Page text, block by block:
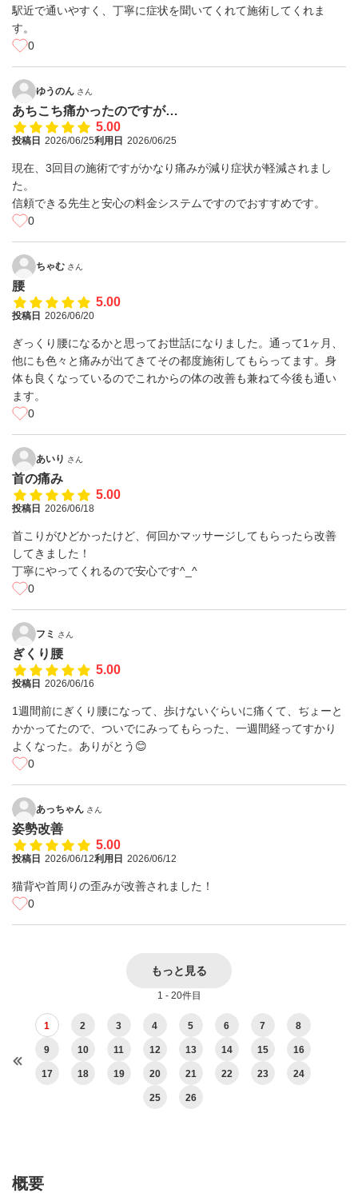
駅近で通いやすく、丁寧に症状を聞いてくれて施術してくれま
す。
0
ゆうのん さん
あちこち痛かったのですが…
5.00
投稿日 2026/06/25利用日 2026/06/25
現在、3回目の施術ですがかなり痛みが減り症状が軽減されまし
た。
信頼できる先生と安心の料金システムですのでおすすめです。
0
ちゃむ さん
腰
5.00
投稿日 2026/06/20
ぎっくり腰になるかと思ってお世話になりました。通って1ヶ月、
他にも色々と痛みが出てきてその都度施術してもらってます。身
体も良くなっているのでこれからの体の改善も兼ねて今後も通い
ます。
0
あいり さん
首の痛み
5.00
投稿日 2026/06/18
首こりがひどかったけど、何回かマッサージしてもらったら改善
してきました！
丁寧にやってくれるので安心です^_^
0
フミ さん
ぎくり腰
5.00
投稿日 2026/06/16
1週間前にぎくり腰になって、歩けないぐらいに痛くて、ぢょーと
かかってたので、ついでにみってもらった、一週間経ってすかり
よくなった。ありがとう😊
0
あっちゃん さん
姿勢改善
5.00
投稿日 2026/06/12利用日 2026/06/12
猫背や首周りの歪みが改善されました！
0
もっと見る
1 - 20件目
1 2 3 4 5 6 7 8
9 10 11 12 13 14 15 16
17 18 19 20 21 22 23 24
25 26
概要